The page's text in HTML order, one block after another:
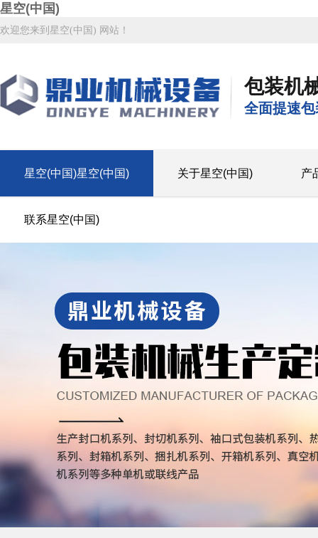
星空(中国)
欢迎您来到星空(中国) 网站！
包装机
全面提速
星空(中国)星空(中国) 关于星空(中国) 产
联系星空(中国)